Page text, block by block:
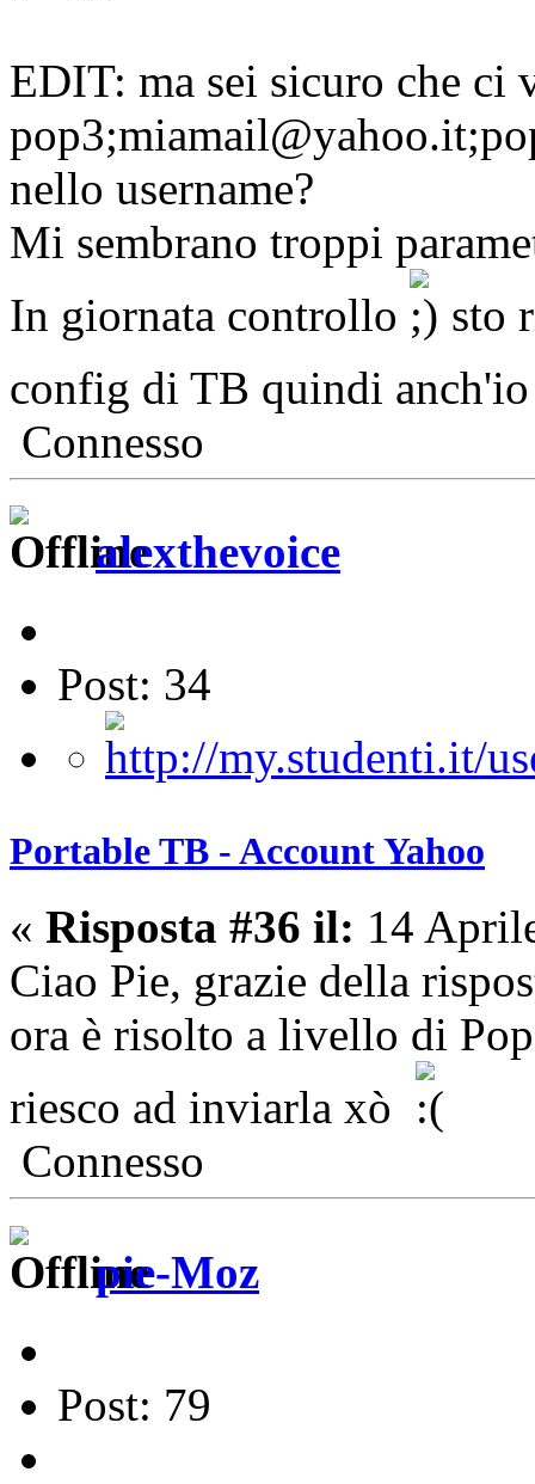
EDIT: ma sei sicuro che ci
nello username?
Mi sembrano troppi
In giornata controllo
sto
config di TB quindi
Connesso
alexthevoice
Post: 34
Portable TB - Account Yahoo
« Risposta #36 il: 14
Ciao Pie, grazie della
ora è risolto a livello di
riesco ad inviarla xò
Connesso
pie-Moz
Post: 79